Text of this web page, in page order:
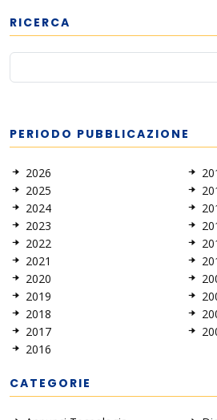
RICERCA
PERIODO PUBBLICAZIONE
2026
2025
2024
2023
2022
2021
2020
2019
2018
2017
2016
CATEGORIE